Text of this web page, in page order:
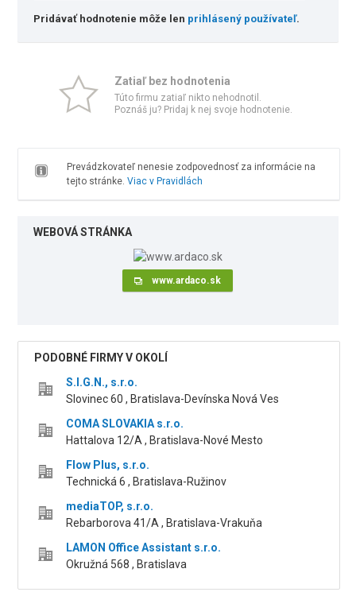
Pridávať hodnotenie môže len prihlásený používateľ.
Zatiaľ bez hodnotenia
Túto firmu zatiaľ nikto nehodnotil.
Poznáš ju? Pridaj k nej svoje hodnotenie.
Prevádzkovateľ nenesie zodpovednosť za informácie na
tejto stránke. Viac v Pravidlách
WEBOVÁ STRÁNKA
www.ardaco.sk
PODOBNÉ FIRMY V OKOLÍ
S.I.G.N., s.r.o.
Slovinec 60 , Bratislava-Devínska Nová Ves
COMA SLOVAKIA s.r.o.
Hattalova 12/A , Bratislava-Nové Mesto
Flow Plus, s.r.o.
Technická 6 , Bratislava-Ružinov
mediaTOP, s.r.o.
Rebarborova 41/A , Bratislava-Vrakuňa
LAMON Office Assistant s.r.o.
Okružná 568 , Bratislava